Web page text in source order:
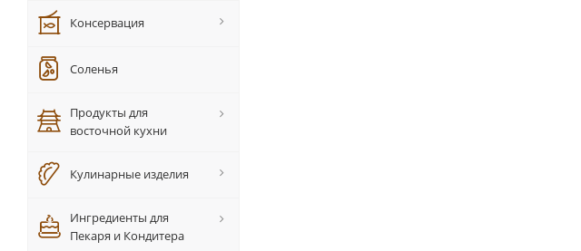
Консервация
Соленья
Продукты для
восточной кухни
Кулинарные изделия
Ингредиенты для
Пекаря и Кондитера